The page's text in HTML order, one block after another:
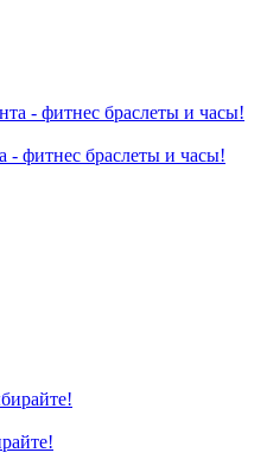
- фитнес браслеты и часы!